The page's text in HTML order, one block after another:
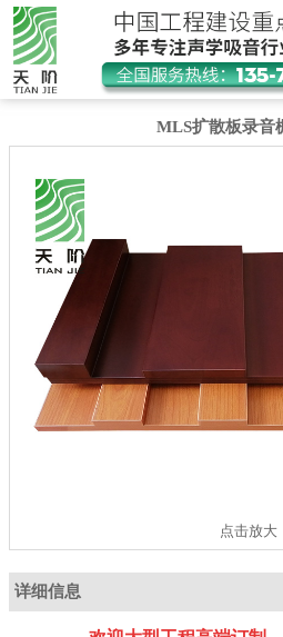
MLS扩散板录音
点击放大
详细信息